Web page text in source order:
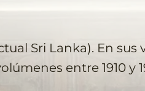
Sri Lanka). En sus
entre 1910 y